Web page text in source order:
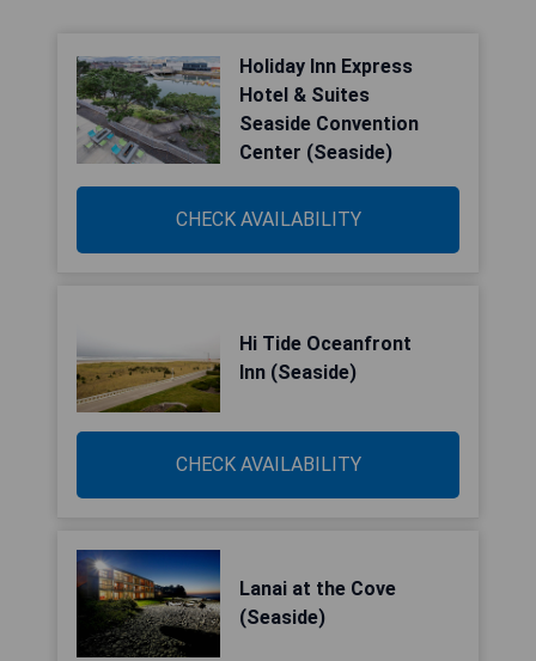
Holiday Inn Express
Hotel & Suites
Seaside Convention
Center (Seaside)
CHECK AVAILABILITY
Hi Tide Oceanfront
Inn (Seaside)
CHECK AVAILABILITY
Lanai at the Cove
(Seaside)